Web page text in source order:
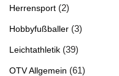
Herrensport (2)
Hobbyfußballer (3)
Leichtathletik (39)
OTV Allgemein (61)